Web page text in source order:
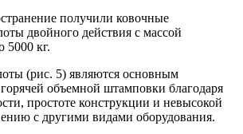
получили ковочные
двойного действия с массой
5000 кг.
(рис. 5) являются основным
объемной штамповки благодаря
простоте конструкции и невысокой
с другими видами оборудования.